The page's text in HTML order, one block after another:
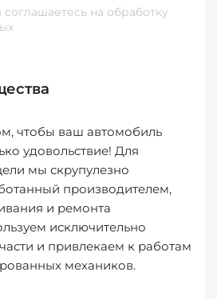
на обработку
чтобы ваш автомобиль
удовольствие! Для
мы скрупулезно
производителем,
и ремонта
исключительно
и привлекаем к работам
механиков.